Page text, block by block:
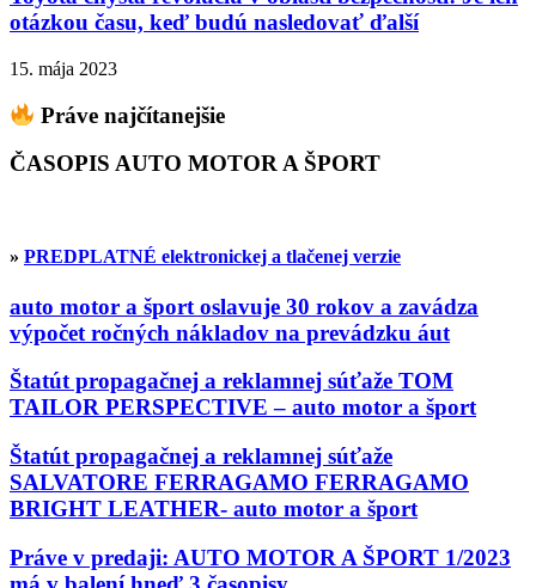
otázkou času, keď budú nasledovať ďalší
15. mája 2023
Práve najčítanejšie
ČASOPIS AUTO MOTOR A ŠPORT
» PREDPLATNÉ elektronickej a tlačenej verzie
auto motor a šport oslavuje 30 rokov a zavádza
výpočet ročných nákladov na prevádzku áut
Štatút propagačnej a reklamnej súťaže TOM
TAILOR PERSPECTIVE – auto motor a šport
Štatút propagačnej a reklamnej súťaže
SALVATORE FERRAGAMO FERRAGAMO
BRIGHT LEATHER- auto motor a šport
Práve v predaji: AUTO MOTOR A ŠPORT 1/2023